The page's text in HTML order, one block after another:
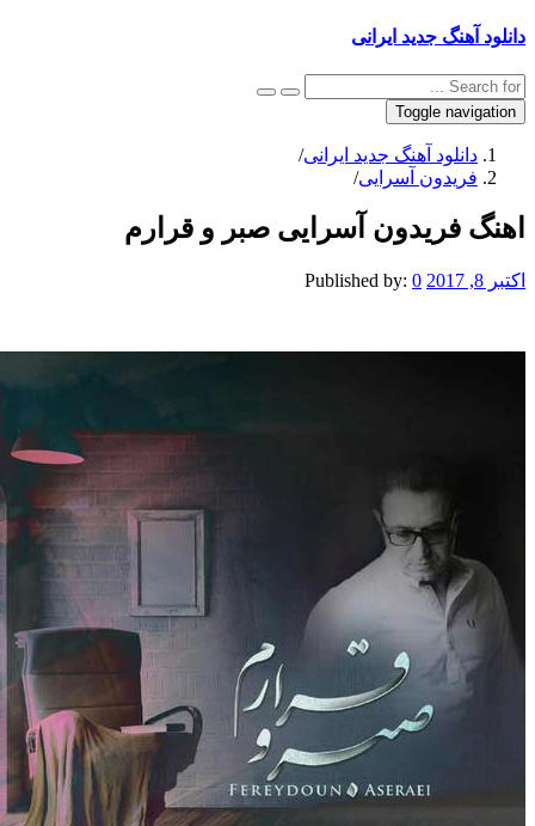
جدید ایرانی
Toggle
آهنگ جدید ایرانی/
آسرایی/
آسرایی صبر و قرارم
Published by: